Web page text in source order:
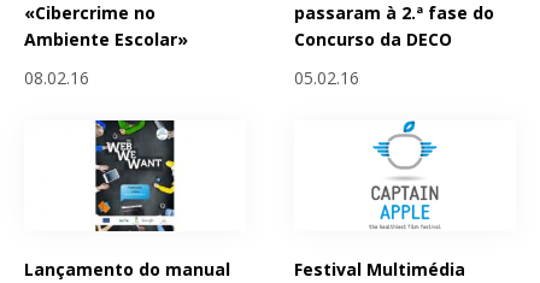
«Cibercrime no
Ambiente Escolar»
08.02.16
passaram à 2.ª fase do
Concurso da DECO
05.02.16
Lançamento do manual
Festival Multimédia